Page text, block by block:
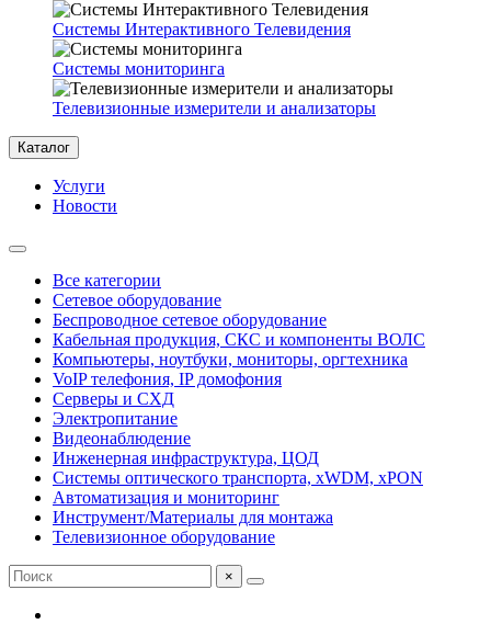
Системы Интерактивного Телевидения
Системы мониторинга
Телевизионные измерители и анализаторы
Каталог
Услуги
Новости
Все категории
Сетевое оборудование
Беспроводное сетевое оборудование
Кабельная продукция, СКС и компоненты ВОЛС
Компьютеры, ноутбуки, мониторы, оргтехника
VoIP телефония, IP домофония
Серверы и СХД
Электропитание
Видеонаблюдение
Инженерная инфраструктура, ЦОД
Системы оптического транспорта, xWDM, xPON
Автоматизация и мониторинг
Инструмент/Материалы для монтажа
Телевизионное оборудование
×